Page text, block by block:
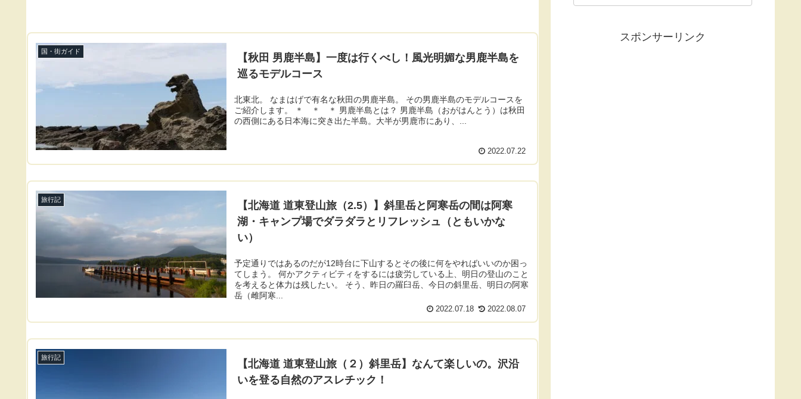
国・街ガイド
【秋田 男鹿半島】一度は行くべし！風光明媚な男鹿半島を
巡るモデルコース
北東北。 なまはげで有名な秋田の男鹿半島。 その男鹿半島のモデルコースを
ご紹介します。 ＊ ＊ ＊ 男鹿半島とは？ 男鹿半島（おがはんとう）は秋田
の西側にある日本海に突き出た半島。大半が男鹿市にあり、...
2022.07.22
旅行記
【北海道 道東登山旅（2.5）】斜里岳と阿寒岳の間は阿寒
湖・キャンプ場でダラダラとリフレッシュ（ともいかな
い）
予定通りではあるのだが12時台に下山するとその後に何をやればいいのか困っ
てしまう。 何かアクティビティをするには疲労している上、明日の登山のこと
を考えると体力は残したい。 そう、昨日の羅臼岳、今日の斜里岳、明日の阿寒
岳（雌阿寒...
2022.07.18 2022.08.07
旅行記
【北海道 道東登山旅（２）斜里岳】なんて楽しいの。沢沿
いを登る自然のアスレチック！
スポンサーリンク